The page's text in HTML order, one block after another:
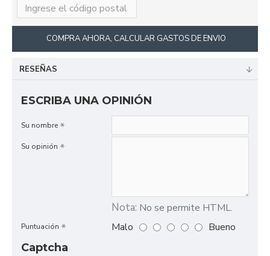
COMPRA AHORA, CALCULAR GASTOS DE ENVIO
RESEÑAS
ESCRIBA UNA OPINIÓN
Su nombre
Su opinión
Nota: No se permite HTML.
Puntuación Malo
Bueno
Captcha